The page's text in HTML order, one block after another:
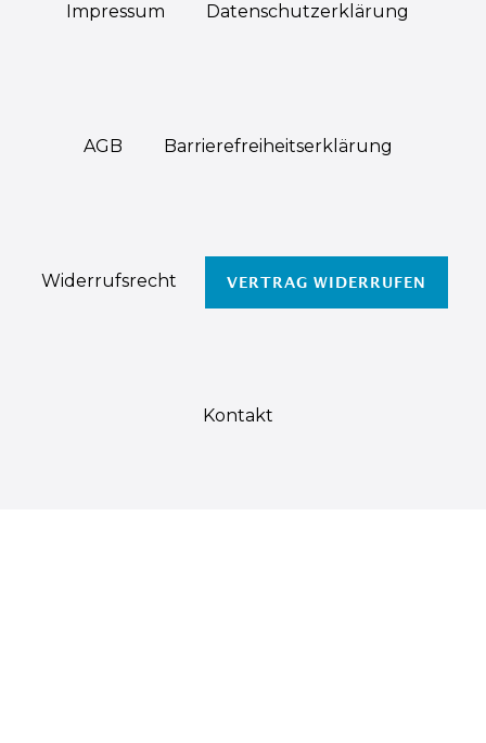
Impressum Daten­schutz­erklärung
AGB Barrierefreiheitserklärung
Widerrufs­recht VERTRAG WIDERRUFEN
Kontakt